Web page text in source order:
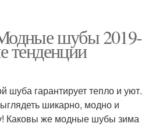
шубы 2019-
тенденции
шуба гарантирует тепло и уют.
шикарно, модно и
Каковы же модные шубы зима